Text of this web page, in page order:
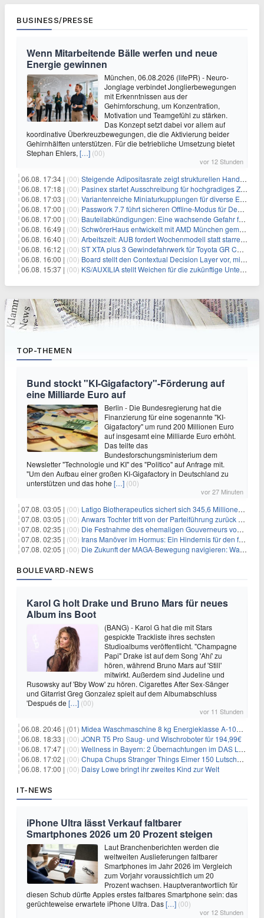
BUSINESS/PRESSE
Wenn Mitarbeitende Bälle werfen und neue
Energie gewinnen
München, 06.08.2026 (lifePR) - Neuro-
Jonglage verbindet Jonglierbewegungen
mit Erkenntnissen aus der
Gehirnforschung, um Konzentration,
Motivation und Teamgefühl zu stärken.
Das Konzept setzt dabei vor allem auf
koordinative Überkreuzbewegungen, die die Aktivierung beider
Gehirnhälften unterstützen. Für die betriebliche Umsetzung bietet
Stephan Ehlers, […] (00)
vor 12 Stunden
06.08. 17:34 | (00) Steigende Adipositasrate zeigt strukturellen Handlungsbedarf bei der Ernährung schulpflichtiger Kinder
06.08. 17:18 | (00) Pasinex startet Ausschreibung für hochgradiges Zinksulfidkonzentrat mit Germanium- und Silbergehalten und stellt ein Betriebsupdate bereit
06.08. 17:03 | (00) Variantenreiche Miniaturkupplungen für diverse Einsatzbereiche
06.08. 17:00 | (00) Passwork 7.7 führt sicheren Offline-Modus für Desktop- und Mobile-Apps ein
06.08. 17:00 | (00) Bauteilabkündigungen: Eine wachsende Gefahr für industrielle Elektroniksysteme
06.08. 16:49 | (00) SchwörerHaus entwickelt mit AMD München gemeinsam Tiny-Living-Konzepte und erhalten dafür den New Living Award
06.08. 16:40 | (00) Arbeitszeit: AUB fordert Wochenmodell statt starrer Tagesgrenze
06.08. 16:12 | (00) ST XTA plus 3 Gewindefahrwerk für Toyota GR Corolla entwickelt: Erstklassige Straßenlage in jeder Situation
06.08. 16:00 | (00) Board stellt den Contextual Decision Layer vor, mit dem Unternehmensdaten und KI-Investitionen in intelligentere Geschäftsentscheidungen umgesetzt wer
06.08. 15:37 | (00) KS/AUXILIA stellt Weichen für die zukünftige Unternehmensführung
TOP-THEMEN
Bund stockt "KI-Gigafactory"-Förderung auf
eine Milliarde Euro auf
Berlin - Die Bundesregierung hat die
Finanzierung für eine sogenannte "KI-
Gigafactory" um rund 200 Millionen Euro
auf insgesamt eine Milliarde Euro erhöht.
Das teilte das
Bundesforschungsministerium dem
Newsletter "Technologie und KI" des "Politico" auf Anfrage mit.
"Um den Aufbau einer großen KI-Gigafactory in Deutschland zu
unterstützen und das hohe […] (00)
vor 27 Minuten
07.08. 03:05 | (00) Latigo Biotherapeutics sichert sich 345,6 Millionen Dollar in einer erhöhten IPO und ebnet den Weg für nicht-opioide Schmerztherapie
07.08. 03:05 | (00) Anwars Tochter tritt von der Parteiführung zurück und hebt politische Turbulenzen hervor
07.08. 02:35 | (00) Die Festnahme des ehemaligen Gouverneurs von Mexiko hebt die anhaltenden Herausforderungen in der Governance und im Geschäftsumfeld hervor
07.08. 02:35 | (00) Irans Manöver im Hormus: Ein Hindernis für den freien Handel und das Investorenvertrauen
07.08. 02:05 | (00) Die Zukunft der MAGA-Bewegung navigieren: Was steht für Investoren auf dem Spiel?
BOULEVARD-NEWS
Karol G holt Drake und Bruno Mars für neues
Album ins Boot
(BANG) - Karol G hat die mit Stars
gespickte Trackliste ihres sechsten
Studioalbums veröffentlicht. "Champagne
Papi" Drake ist auf dem Song 'Ahí' zu
hören, während Bruno Mars auf 'Still'
mitwirkt. Außerdem sind Judeline und
Rusowsky auf 'Bby Wow' zu hören. Cigarettes After Sex-Sänger
und Gitarrist Greg Gonzalez spielt auf dem Albumabschluss
'Después de […] (00)
vor 11 Stunden
06.08. 20:46 | (01) Midea Waschmaschine 8 kg Energieklasse A-10% 1400 U/Min für 289,97€
06.08. 18:33 | (00) JONR T5 Pro Saug- und Wischroboter für 194,99€
06.08. 17:47 | (00) Wellness in Bayern: 2 Übernachtungen im DAS LUDWIG Sports Resort inkl. HP + Wellness ab 174€ p.P.
06.08. 17:02 | (00) Chupa Chups Stranger Things Eimer 150 Lutscher für 21,95€
06.08. 17:00 | (00) Daisy Lowe bringt ihr zweites Kind zur Welt
IT-NEWS
iPhone Ultra lässt Verkauf faltbarer
Smartphones 2026 um 20 Prozent steigen
Laut Branchenberichten werden die
weltweiten Auslieferungen faltbarer
Smartphones im Jahr 2026 im Vergleich
zum Vorjahr voraussichtlich um 20
Prozent wachsen. Hauptverantwortlich für
diesen Schub dürfte Apples erstes faltbares Smartphone sein: das
gerüchteweise erwartete iPhone Ultra. Das[…] (00)
vor 12 Stunden